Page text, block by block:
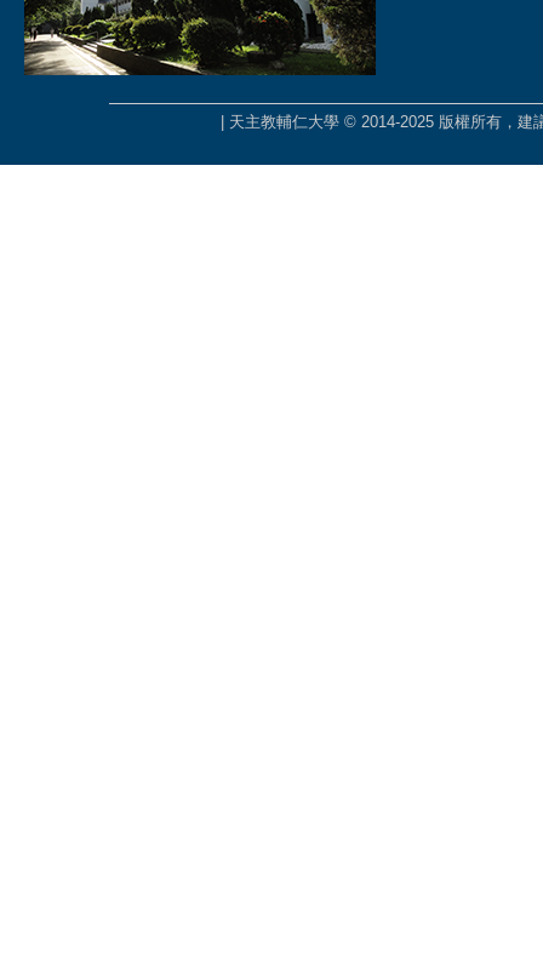
| 天主教輔仁大學 © 2014-2025 版權所有，